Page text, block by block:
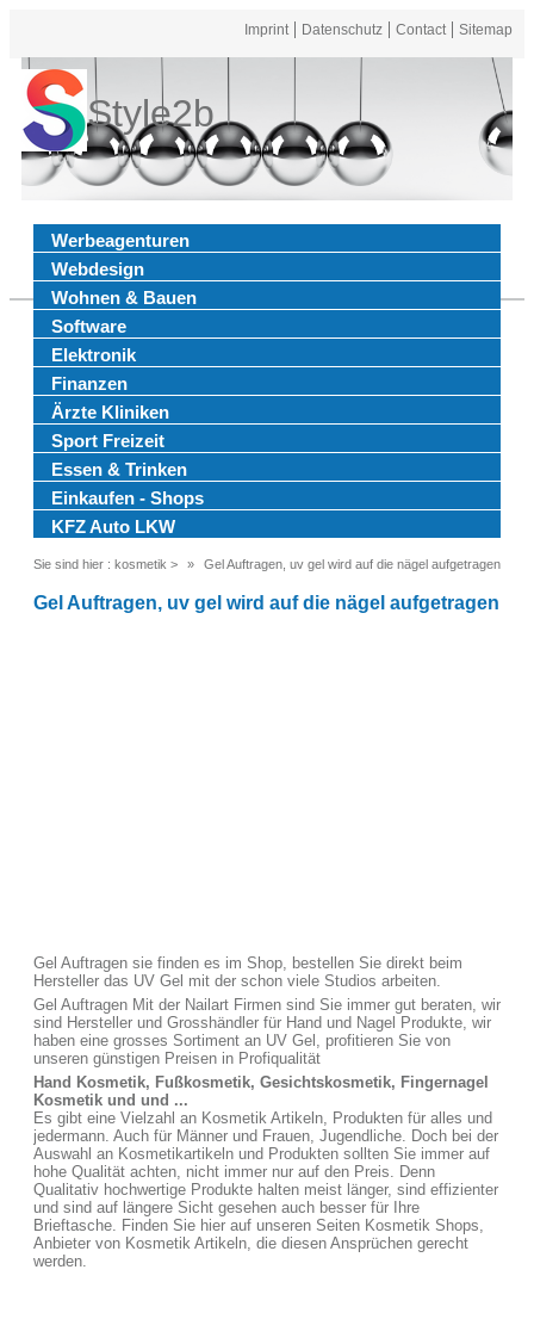
Imprint Datenschutz Contact Sitemap
Style2b
Werbeagenturen
Webdesign
Wohnen & Bauen
Software
Elektronik
Finanzen
Ärzte Kliniken
Sport Freizeit
Essen & Trinken
Einkaufen - Shops
KFZ Auto LKW
Sie sind hier : kosmetik > Gel Auftragen, uv gel wird auf die nägel aufgetragen
Gel Auftragen, uv gel wird auf die nägel aufgetragen
Gel Auftragen sie finden es im Shop, bestellen Sie direkt beim
Hersteller das UV Gel mit der schon viele Studios arbeiten.
Gel Auftragen Mit der Nailart Firmen sind Sie immer gut beraten, wir
sind Hersteller und Grosshändler für Hand und Nagel Produkte, wir
haben eine grosses Sortiment an UV Gel, profitieren Sie von
unseren günstigen Preisen in Profiqualität
Hand Kosmetik, Fußkosmetik, Gesichtskosmetik, Fingernagel
Kosmetik und und ...
Es gibt eine Vielzahl an Kosmetik Artikeln, Produkten für alles und
jedermann. Auch für Männer und Frauen, Jugendliche. Doch bei der
Auswahl an Kosmetikartikeln und Produkten sollten Sie immer auf
hohe Qualität achten, nicht immer nur auf den Preis. Denn
Qualitativ hochwertige Produkte halten meist länger, sind effizienter
und sind auf längere Sicht gesehen auch besser für Ihre
Brieftasche. Finden Sie hier auf unseren Seiten Kosmetik Shops,
Anbieter von Kosmetik Artikeln, die diesen Ansprüchen gerecht
werden.